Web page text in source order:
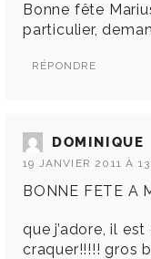
Bonne fête
particulier,
RÉPONDRE
DOMINIQUE
19 JANVIER 2011 À
BONNE FETE A
que j’adore, il
craquer!!!!! gros